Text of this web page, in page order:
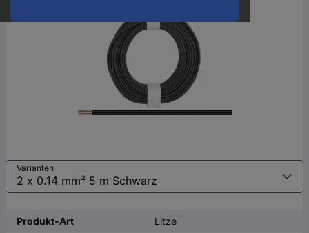
Varianten
Produkt-Art
Litze